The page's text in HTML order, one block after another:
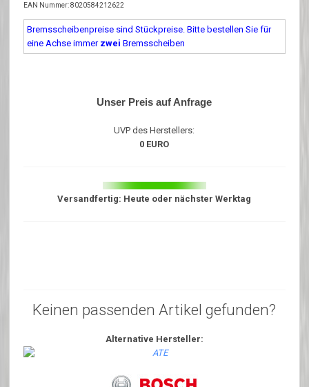
EAN Nummer: 8020584212622
Bremsscheibenpreise sind Stückpreise. Bitte bestellen Sie für
eine Achse immer zwei Bremsscheiben
Unser Preis auf Anfrage
UVP des Herstellers:
0 EURO
Versandfertig: Heute oder nächster Werktag
Keinen passenden Artikel gefunden?
Alternative Hersteller: